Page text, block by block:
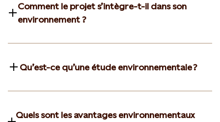
Comment le projet s’intègre-t-il dans son
environnement ?
Qu’est-ce qu’une étude environnementale ?
Quels sont les avantages environnementaux